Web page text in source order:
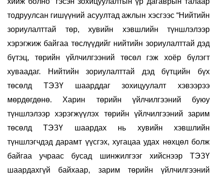
тодруулсан гишүүний асуултад ажлын хэсгээс “Нийтийн
зориулалттай төр, хувийн хэвшлийн түншлэлээр
хэрэгжиж байгаа төслүүдийг нийтийн зориулалттай дэд
бүтэц, төрийн үйлчилгээний төсөл гэж хоёр бүлэгт
хуваадаг. Нийтийн зориулалттай дэд бүтцийн бүх
төсөлд ТЭЗҮ шаарддаг зохицуулалт хэвээрээ
мөрдөгдөнө. Харин төрийн үйлчилгээний буюу
түншлэлээр хэрэгжүүлэх төрийн үйлчилгээний зарим
төсөлд ТЭЗҮ шаардах нь хувийн хэвшлийн
түншлэгчдэд дарамт үүсгэх, хугацаа удах нөхцөл болж
байгаа учраас бусад шинжилгээг хийснээр ТЭЗҮ
шаардахгүй байхаар, зарим төрийн үйлчилгээний